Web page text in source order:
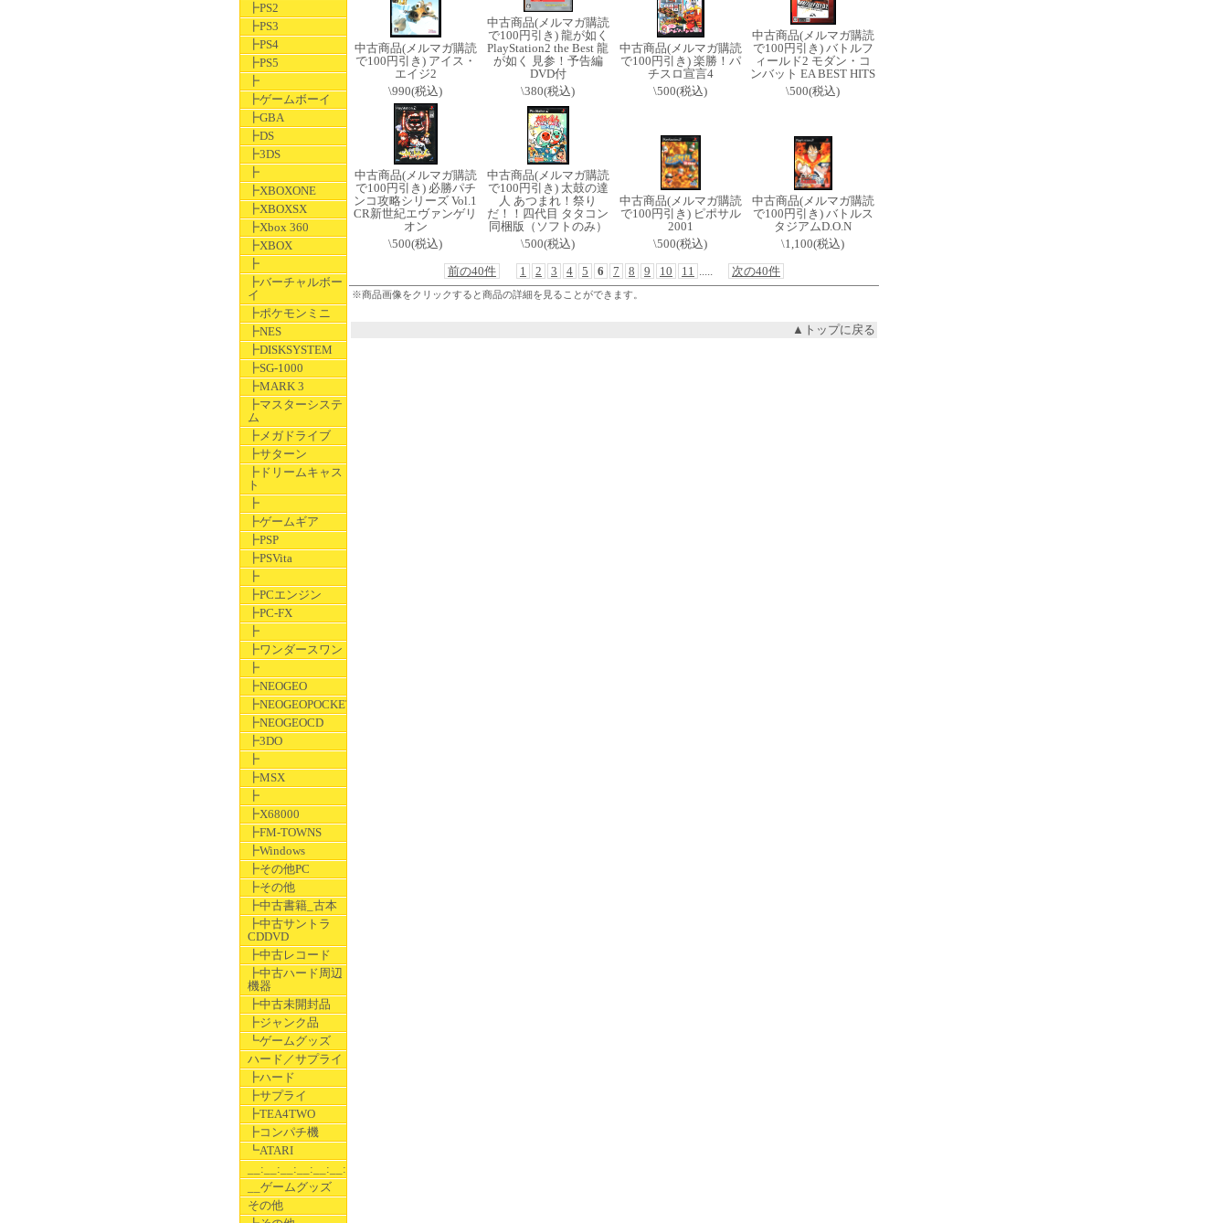
┣PS2
┣PS3
┣PS4
┣PS5
┣
┣ゲームボーイ
┣GBA
┣DS
┣3DS
┣
┣XBOXONE
┣XBOXSX
┣Xbox 360
┣XBOX
┣
┣バーチャルボー
イ
┣ポケモンミニ
┣NES
┣DISKSYSTEM
┣SG-1000
┣MARK 3
┣マスターシステ
ム
┣メガドライブ
┣サターン
┣ドリームキャス
ト
┣
┣ゲームギア
┣PSP
┣PSVita
┣
┣PCエンジン
┣PC-FX
┣
┣ワンダースワン
┣
┣NEOGEO
┣NEOGEOPOCKET
┣NEOGEOCD
┣3DO
┣
┣MSX
┣
┣X68000
┣FM-TOWNS
┣Windows
┣その他PC
┣その他
┣中古書籍_古本
┣中古サントラ
CDDVD
┣中古レコード
┣中古ハード周辺
機器
┣中古未開封品
┣ジャンク品
┗ゲームグッズ
ハード／サプライ
┣ハード
┣サプライ
┣TEA4TWO
┣コンパチ機
┗ATARI
__:__:__:__:__:__:__
__ゲームグッズ
その他
中古商品(メルマガ購読
で100円引き) アイス・
エイジ2
\990(税込)
中古商品(メルマガ購読
で100円引き) 龍が如く
PlayStation2 the Best 龍
が如く 見参！予告編
DVD付
\380(税込)
中古商品(メルマガ購読
で100円引き) 楽勝！パ
チスロ宣言4
\500(税込)
中古商品(メルマガ購読
で100円引き) バトルフ
ィールド2 モダン・コ
ンバット EA BEST HITS
\500(税込)
中古商品(メルマガ購読
で100円引き) 必勝パチ
ンコ攻略シリーズ Vol.1
CR新世紀エヴァンゲリ
オン
\500(税込)
中古商品(メルマガ購読
で100円引き) 太鼓の達
人 あつまれ！祭り
だ！！四代目 タタコン
同梱版（ソフトのみ）
\500(税込)
中古商品(メルマガ購読
で100円引き) ピポサル
2001
\500(税込)
中古商品(メルマガ購読
で100円引き) バトルス
タジアムD.O.N
\1,100(税込)
前の40件
1 2 3 4 5 6 7 8 9 10 11 ..... 次の40件
※商品画像をクリックすると商品の詳細を見ることができます。
▲トップに戻る